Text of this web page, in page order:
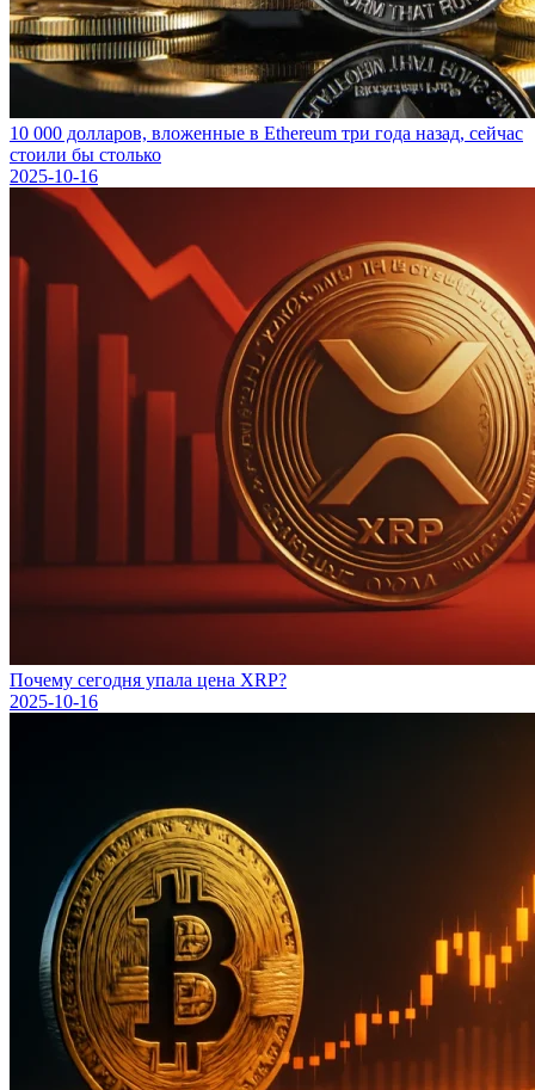
10 000 долларов, вложенные в Ethereum три года назад, сейчас
стоили бы столько
2025-10-16
Почему сегодня упала цена XRP?
2025-10-16